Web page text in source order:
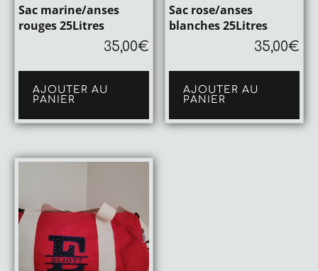
Sac marine/anses
rouges 25Litres
35,00€
AJOUTER AU
PANIER
Sac rose/anses
blanches 25Litres
35,00€
AJOUTER AU
PANIER